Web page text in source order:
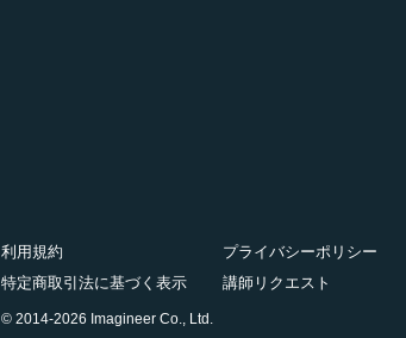
利用規約 プライバシーポリシー
特定商取引法に基づく表示
講師リクエスト
© 2014-2026 Imagineer Co., Ltd.